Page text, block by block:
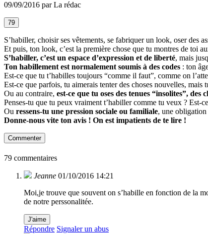
09/09/2016 par La rédac
79
S’habiller, choisir ses vêtements, se fabriquer un look, oser des
Et puis, ton look, c’est la première chose que tu montres de toi
S’habiller, c’est un espace d’expression et de liberté, mais
Ton habillement est normalement soumis à des codes : ton
Est-ce que tu t’habilles toujours “comme il faut”, comme on
Est-ce que parfois, tu aimerais tenter des choses nouvelles, mais
Ou au contraire, est-ce que tu oses des tenues “insolites”, des
Penses-tu que tu peux vraiment t’habiller comme tu veux ? Est-
Ou ressens-tu une pression sociale ou familiale, une obligation
Donne-nous vite ton avis ! On est impatients de te lire !
Commenter
79 commentaires
Jeanne 01/10/2016 14:21
Moi,je trouve que souvent on s’habille en fonction de la
de notre perssonalitée.
J'aime
Répondre Signaler un abus